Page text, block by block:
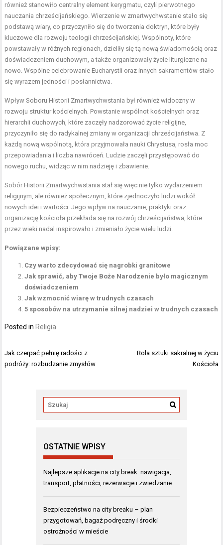
również stanowiło centralny element kerygmatu, czyli pierwotnego
nauczania chrześcijańskiego. Wierzenie w zmartwychwstanie stało się
podstawą wiary, co przyczyniło się do tworzenia doktryn, które były
kluczowe dla rozwoju teologii chrześcijańskiej. Wspólnoty, które
powstawały w różnych regionach, dzieliły się tą nową świadomością oraz
doświadczeniem duchowym, a także organizowały życie liturgiczne na
nowo. Wspólne celebrowanie Eucharystii oraz innych sakramentów stało
się wyrazem jedności i posłannictwa.
Wpływ Soboru Historii Zmartwychwstania był również widoczny w
rozwoju struktur kościelnych. Powstanie wspólnot kościelnych oraz
hierarchii duchowych, które zaczęły nadzorować życie religijne,
przyczyniło się do radykalnej zmiany w organizacji chrześcijaństwa. Z
każdą nową wspólnotą, która przyjmowała nauki Chrystusa, rosła moc
przepowiadania i liczba nawróceń. Ludzie zaczęli przystępować do
nowego ruchu, widząc w nim nadzieję i zbawienie.
Sobór Historii Zmartwychwstania stał się więc nie tylko wydarzeniem
religijnym, ale również społecznym, które zjednoczyło ludzi wokół
nowych idei i wartości. Jego wpływ na nauczanie, praktyki oraz
organizację kościoła przekłada się na rozwój chrześcijaństwa, które
przez wieki nadal inspirowało i zmieniało życie wielu ludzi.
Powiązane wpisy:
Czy warto zdecydować się nagrobki granitowe
Jak sprawić, aby Twoje Boże Narodzenie było magicznym
doświadczeniem
Jak wzmocnić wiarę w trudnych czasach
5 sposobów na utrzymanie silnej nadziei w trudnych czasach
Posted in Religia
Nawigacja
wpisu
Jak czerpać pełnię radości z
podróży: rozbudzanie zmysłów
Rola sztuki sakralnej w życiu
Kościoła
OSTATNIE WPISY
Najlepsze aplikacje na city break: nawigacja,
transport, płatności, rezerwacje i zwiedzanie
Bezpieczeństwo na city breaku – plan
przygotowań, bagaż podręczny i środki
ostrożności w mieście